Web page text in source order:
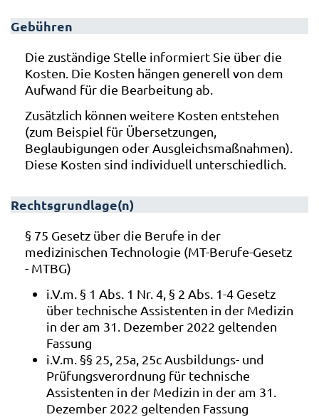
Gebühren
Die zuständige Stelle informiert Sie über die
Kosten. Die Kosten hängen generell von dem
Aufwand für die Bearbeitung ab.
Zusätzlich können weitere Kosten entstehen
(zum Beispiel für Übersetzungen,
Beglaubigungen oder Ausgleichsmaßnahmen).
Diese Kosten sind individuell unterschiedlich.
Rechtsgrundlage(n)
§ 75 Gesetz über die Berufe in der
medizinischen Technologie (MT-Berufe-Gesetz
- MTBG)
i.V.m. § 1 Abs. 1 Nr. 4, § 2 Abs. 1-4 Gesetz
über technische Assistenten in der Medizin
in der am 31. Dezember 2022 geltenden
Fassung
i.V.m. §§ 25, 25a, 25c Ausbildungs- und
Prüfungsverordnung für technische
Assistenten in der Medizin in der am 31.
Dezember 2022 geltenden Fassung